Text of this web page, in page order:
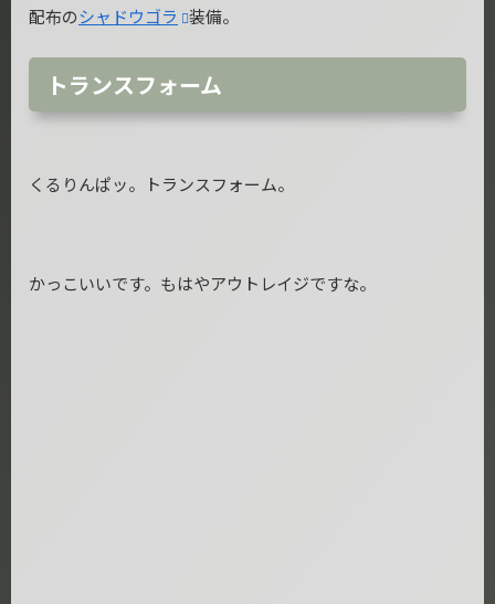
配布のシャドウゴラ 装備。
トランスフォーム
くるりんぱッ。トランスフォーム。
かっこいいです。もはやアウトレイジですな。